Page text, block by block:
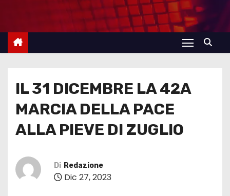
IL 31 DICEMBRE LA 42A
MARCIA DELLA PACE
ALLA PIEVE DI ZUGLIO
Di Redazione
Dic 27, 2023